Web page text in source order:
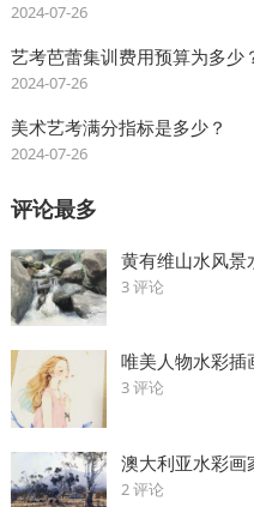
2024-07-26
艺考芭蕾集训费用预算为多少
2024-07-26
美术艺考满分指标是多少？
2024-07-26
评论最多
黄有维山水风景
3 评论
唯美人物水彩插
3 评论
澳大利亚水彩画
2 评论